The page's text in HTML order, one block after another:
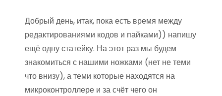
Добрый день, итак, пока есть время между
редактированиями кодов и пайками)) напишу
ещё одну статейку. На этот раз мы будем
знакомиться с нашими ножками (нет не теми
что внизу), а теми которые находятся на
микроконтроллере и за счёт чего он